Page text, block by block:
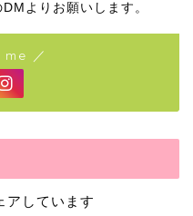
よりお願いします。
／
しています